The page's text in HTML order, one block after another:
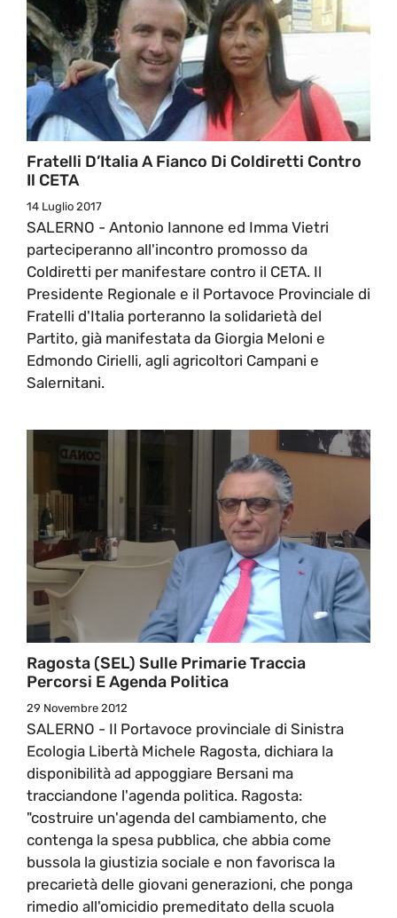
Fratelli D’Italia A Fianco Di Coldiretti Contro
Il CETA
14 Luglio 2017
SALERNO - Antonio Iannone ed Imma Vietri
parteciperanno all'incontro promosso da
Coldiretti per manifestare contro il CETA. Il
Presidente Regionale e il Portavoce Provinciale di
Fratelli d'Italia porteranno la solidarietà del
Partito, già manifestata da Giorgia Meloni e
Edmondo Cirielli, agli agricoltori Campani e
Salernitani.
Ragosta (SEL) Sulle Primarie Traccia
Percorsi E Agenda Politica
29 Novembre 2012
SALERNO - Il Portavoce provinciale di Sinistra
Ecologia Libertà Michele Ragosta, dichiara la
disponibilità ad appoggiare Bersani ma
tracciandone l'agenda politica. Ragosta:
"costruire un'agenda del cambiamento, che
contenga la spesa pubblica, che abbia come
bussola la giustizia sociale e non favorisca la
precarietà delle giovani generazioni, che ponga
rimedio all'omicidio premeditato della scuola